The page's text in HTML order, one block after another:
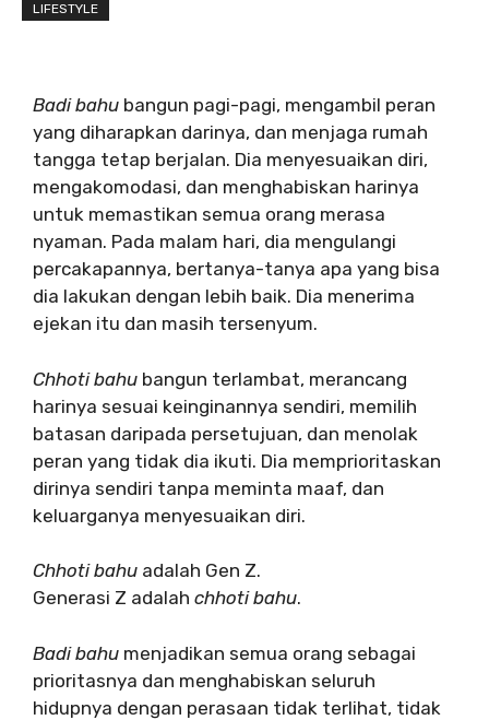
LIFESTYLE
Badi bahu bangun pagi-pagi, mengambil peran
yang diharapkan darinya, dan menjaga rumah
tangga tetap berjalan. Dia menyesuaikan diri,
mengakomodasi, dan menghabiskan harinya
untuk memastikan semua orang merasa
nyaman. Pada malam hari, dia mengulangi
percakapannya, bertanya-tanya apa yang bisa
dia lakukan dengan lebih baik. Dia menerima
ejekan itu dan masih tersenyum.
Chhoti bahu bangun terlambat, merancang
harinya sesuai keinginannya sendiri, memilih
batasan daripada persetujuan, dan menolak
peran yang tidak dia ikuti. Dia memprioritaskan
dirinya sendiri tanpa meminta maaf, dan
keluarganya menyesuaikan diri.
Chhoti bahu adalah Gen Z.
Generasi Z adalah chhoti bahu.
Badi bahu menjadikan semua orang sebagai
prioritasnya dan menghabiskan seluruh
hidupnya dengan perasaan tidak terlihat, tidak